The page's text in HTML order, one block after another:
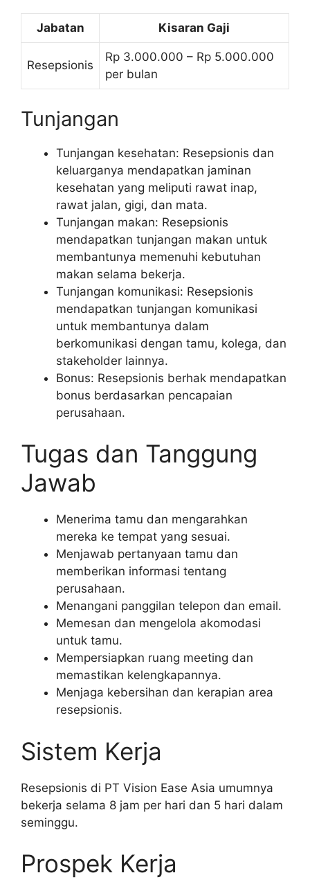
Jabatan Kisaran Gaji
Resepsionis
Rp 3.000.000 – Rp 5.000.000
per bulan
Tunjangan
Tunjangan kesehatan: Resepsionis dan
keluarganya mendapatkan jaminan
kesehatan yang meliputi rawat inap,
rawat jalan, gigi, dan mata.
Tunjangan makan: Resepsionis
mendapatkan tunjangan makan untuk
membantunya memenuhi kebutuhan
makan selama bekerja.
Tunjangan komunikasi: Resepsionis
mendapatkan tunjangan komunikasi
untuk membantunya dalam
berkomunikasi dengan tamu, kolega, dan
stakeholder lainnya.
Bonus: Resepsionis berhak mendapatkan
bonus berdasarkan pencapaian
perusahaan.
Tugas dan Tanggung
Jawab
Menerima tamu dan mengarahkan
mereka ke tempat yang sesuai.
Menjawab pertanyaan tamu dan
memberikan informasi tentang
perusahaan.
Menangani panggilan telepon dan email.
Memesan dan mengelola akomodasi
untuk tamu.
Mempersiapkan ruang meeting dan
memastikan kelengkapannya.
Menjaga kebersihan dan kerapian area
resepsionis.
Sistem Kerja
Resepsionis di PT Vision Ease Asia umumnya
bekerja selama 8 jam per hari dan 5 hari dalam
seminggu.
Prospek Kerja